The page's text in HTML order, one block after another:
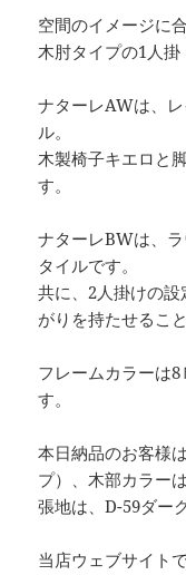
空間のイメージに
木肘タイプの1人掛
ナターレAWは、
ル。
木製椅子キエロと
す。
ナターレBWは、
タイルです。
共に、2人掛けの
がりを持たせるこ
フレームカラーは
す。
本日納品のお客様
プ）、木部カラー
張地は、D-59ダー
当店ウェブサイト